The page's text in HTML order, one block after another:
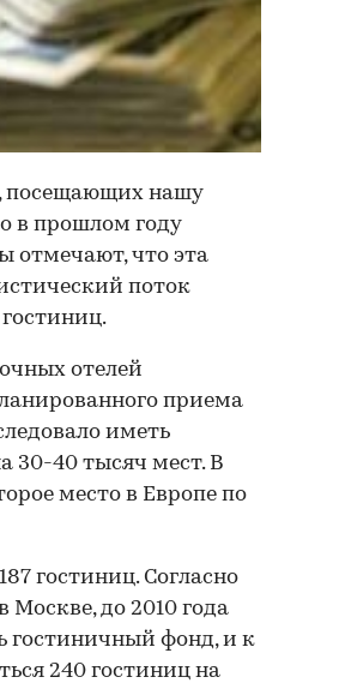
посещающих нашу
в прошлом году
отмечают, что эта
поток
отелей
приема
иметь
30-40 тысяч мест. В
место в Европе по
гостиниц. Согласно
Москве, до 2010 года
гостиничный фонд, и к
240 гостиниц на